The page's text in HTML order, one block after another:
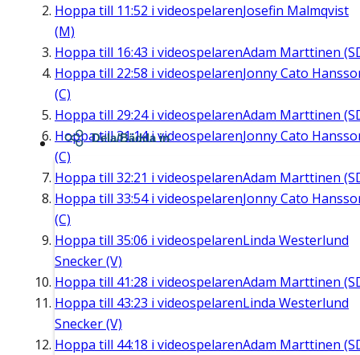
Hoppa till 11:52 i videospelarenJosefin Malmqvist
(M)
Hoppa till 16:43 i videospelarenAdam Marttinen
Hoppa till 22:58 i videospelarenJonny Cato
(C)
Hoppa till 29:24i videospelarenAdam Marttinen
Hoppa till31:14i videospelarenJonny Cato
(C)
Hoppa till 32:21 i videospelarenAdam Marttinen
Hoppa till 33:54i videospelarenJonny Cato
(C)
Hoppa till 35:06 i videospelarenLinda Westerlund
Snecker (V)
Hoppa till 41:28 i videospelarenAdam Marttinen
Hoppa till 43:23 i videospelarenLinda Westerlund
Snecker (V)
Hoppa till 44:18 i videospelarenAdam Marttinen
Dela/Bädda in